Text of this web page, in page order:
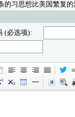
的习思想比美国繁复
(必选项):